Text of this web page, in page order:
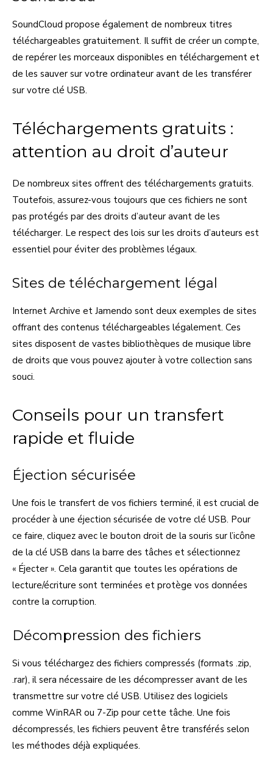
SoundCloud propose également de nombreux titres
téléchargeables gratuitement. Il suffit de créer un compte,
de repérer les morceaux disponibles en téléchargement et
de les sauver sur votre ordinateur avant de les transférer
sur votre clé USB.
Téléchargements gratuits :
attention au droit d’auteur
De nombreux sites offrent des téléchargements gratuits.
Toutefois, assurez-vous toujours que ces fichiers ne sont
pas protégés par des droits d’auteur avant de les
télécharger. Le respect des lois sur les droits d’auteurs est
essentiel pour éviter des problèmes légaux.
Sites de téléchargement légal
Internet Archive et Jamendo sont deux exemples de sites
offrant des contenus téléchargeables légalement. Ces
sites disposent de vastes bibliothèques de musique libre
de droits que vous pouvez ajouter à votre collection sans
souci.
Conseils pour un transfert
rapide et fluide
Éjection sécurisée
Une fois le transfert de vos fichiers terminé, il est crucial de
procéder à une éjection sécurisée de votre clé USB. Pour
ce faire, cliquez avec le bouton droit de la souris sur l’icône
de la clé USB dans la barre des tâches et sélectionnez
« Éjecter ». Cela garantit que toutes les opérations de
lecture/écriture sont terminées et protège vos données
contre la corruption.
Décompression des fichiers
Si vous téléchargez des fichiers compressés (formats .zip,
.rar), il sera nécessaire de les décompresser avant de les
transmettre sur votre clé USB. Utilisez des logiciels
comme WinRAR ou 7-Zip pour cette tâche. Une fois
décompressés, les fichiers peuvent être transférés selon
les méthodes déjà expliquées.